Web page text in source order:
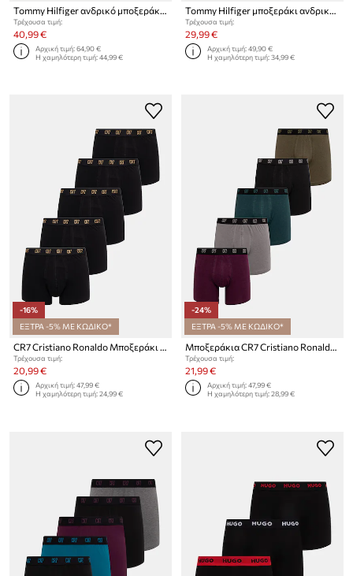
Tommy Hilfiger ανδρικό μποξεράκι από βαμβάκι με ελαστάν 5-pack
Τρέχουσα τιμή:
40,99 €
Αρχική τιμή:64,90 €
Η χαμηλότερη τιμή:44,99 €
Tommy Hilfiger μποξεράκι ανδρικό 3-pack
Τρέχουσα τιμή:
29,99 €
Αρχική τιμή:49,90 €
Η χαμηλότερη τιμή:34,99 €
-16%
ΕΞΤΡΑ -5% ΜΕ ΚΩΔΙΚΟ*
CR7 Cristiano Ronaldo Μποξεράκι Ανδρικό βαμβάκι με ελαστάν 5-pack
Τρέχουσα τιμή:
20,99 €
Αρχική τιμή:47,99 €
Η χαμηλότερη τιμή:24,99 €
-24%
ΕΞΤΡΑ -5% ΜΕ ΚΩΔΙΚΟ*
Μποξεράκια CR7 Cristiano Ronaldo 5-pack
Τρέχουσα τιμή:
21,99 €
Αρχική τιμή:47,99 €
Η χαμηλότερη τιμή:28,99 €